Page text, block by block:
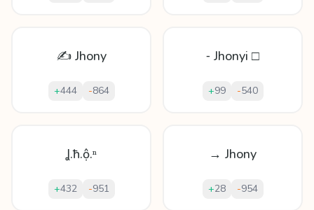
✍ Jhony
+444 -864
⁃ Jhonyi □
+99 -540
Ʝ.ħ.ộ.ⁿ
+432 -951
→ Jhony
+28 -954